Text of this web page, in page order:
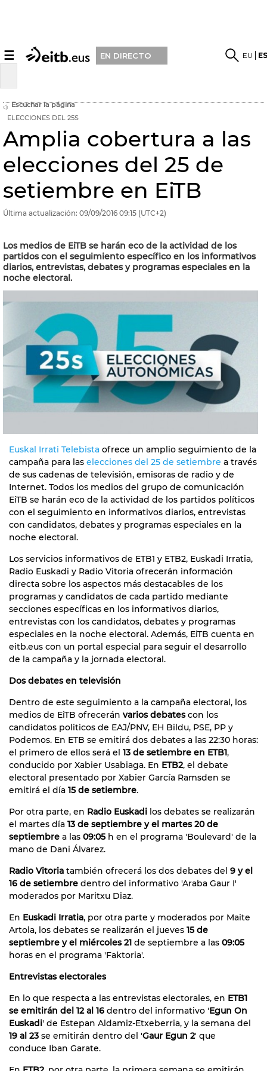
☰ EN DIRECTO EU
Escuchar la página
ELECCIONES DEL 25S
Amplia cobertura a las
elecciones del 25 de
setiembre en EiTB
Última actualización: 09/09/2016 09:15 (UTC+2)
Los medios de EiTB se harán eco de la actividad de los
partidos con el seguimiento específico en los informativos
diarios, entrevistas, debates y programas especiales en la
noche electoral.
Euskal Irrati Telebista ofrece un amplio seguimiento de la
campaña para las elecciones del 25 de setiembre a través
de sus cadenas de televisión, emisoras de radio y de
Internet. Todos los medios del grupo de comunicación
EiTB se harán eco de la actividad de los partidos políticos
con el seguimiento en informativos diarios, entrevistas
con candidatos, debates y programas especiales en la
noche electoral.
Los servicios informativos de ETB1 y ETB2, Euskadi Irratia,
Radio Euskadi y Radio Vitoria ofrecerán información
directa sobre los aspectos más destacables de los
programas y candidatos de cada partido mediante
secciones específicas en los informativos diarios,
entrevistas con los candidatos, debates y programas
especiales en la noche electoral. Además, EiTB cuenta en
eitb.eus con un portal especial para seguir el desarrollo
de la campaña y la jornada electoral.
Dos debates en televisión
Dentro de este seguimiento a la campaña electoral, los
medios de EiTB ofrecerán varios debatescon los
candidatos politicos de EAJ/PNV, EH Bildu, PSE, PP y
Podemos. En ETB se emitirá dos debates a las 22:30 horas:
el primero de ellos será el 13 de setiembre en ETB1,
conducido por Xabier Usabiaga. En ETB2, el debate
electoral presentado por Xabier García Ramsden se
emitirá el día 15 de setiembre.
Por otra parte, en Radio Euskadi los debates se realizarán
el martes día 13 de septiembre y el martes 20 de
septiembre a las 09:05h en el programa 'Boulevard' de la
mano de Dani Álvarez.
Radio Vitoria también ofrecerá los dos debates del 9 y el
16 de setiembre dentro del informativo 'Araba Gaur I'
moderados por Maritxu Diaz.
En Euskadi Irratia, por otra parte y moderados por Maite
Artola, los debates se realizarán el jueves 15 de
septiembre y el miércoles 21 de septiembre a las 09:05
horas en el programa 'Faktoria'.
Entrevistas electorales
En lo que respecta a las entrevistas electorales, en ETB1
se emitirán del 12 al 16 dentro del informativo 'Egun On
Euskadi' de Estepan Aldamiz-Etxeberria, y la semana del
19 al 23 se emitirán dentro del 'Gaur Egun 2' que
conduce Iban Garate.